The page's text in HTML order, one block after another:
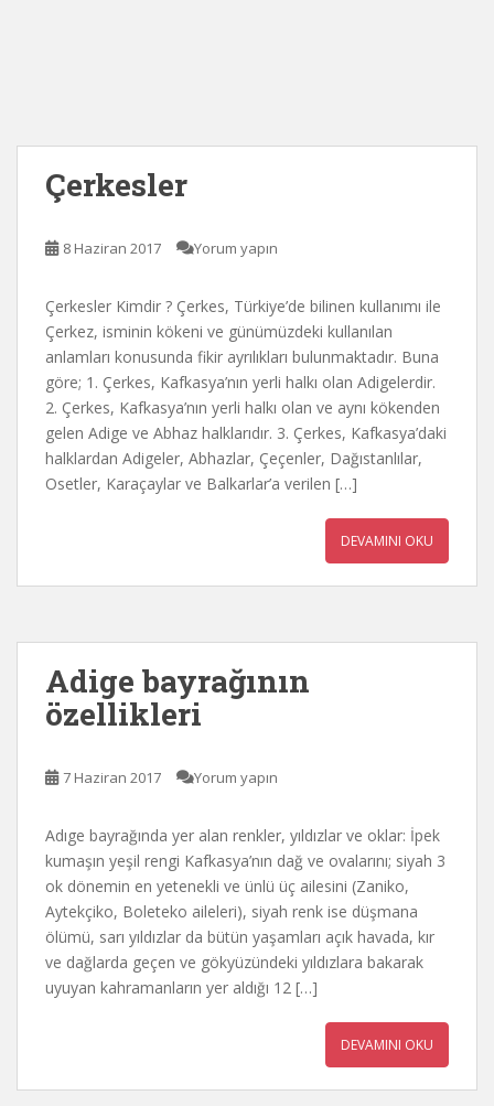
Çerkesler
8 Haziran 2017 Yorum yapın
Çerkesler Kimdir ? Çerkes, Türkiye’de bilinen kullanımı ile
Çerkez, isminin kökeni ve günümüzdeki kullanılan
anlamları konusunda fikir ayrılıkları bulunmaktadır. Buna
göre; 1. Çerkes, Kafkasya’nın yerli halkı olan Adigelerdir.
2. Çerkes, Kafkasya’nın yerli halkı olan ve aynı kökenden
gelen Adige ve Abhaz halklarıdır. 3. Çerkes, Kafkasya’daki
halklardan Adigeler, Abhazlar, Çeçenler, Dağıstanlılar,
Osetler, Karaçaylar ve Balkarlar’a verilen […]
DEVAMINI OKU
Adige bayrağının
özellikleri
7 Haziran 2017 Yorum yapın
Adıge bayrağında yer alan renkler, yıldızlar ve oklar: İpek
kumaşın yeşil rengi Kafkasya’nın dağ ve ovalarını; siyah 3
ok dönemin en yetenekli ve ünlü üç ailesini (Zaniko,
Aytekçiko, Boleteko aileleri), siyah renk ise düşmana
ölümü, sarı yıldızlar da bütün yaşamları açık havada, kır
ve dağlarda geçen ve gökyüzündeki yıldızlara bakarak
uyuyan kahramanların yer aldığı 12 […]
DEVAMINI OKU